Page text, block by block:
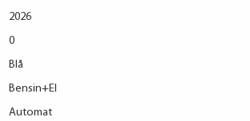
2026
0
Blå
Bensin+El
Automat